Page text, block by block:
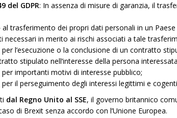
del GDPR: In assenza di misure di garanzia, il
al trasferimento dei propri dati personali in un
in merito ai rischi associati a tale
l’esecuzione o la conclusione di un contratto
stipulato nell’interesse della persona
importanti motivi di interesse pubblico;
il perseguimento degli interessi legittimi e
dal Regno Unito al SSE, il governo britannico
di Brexit senza accordo con l’Unione Europea.